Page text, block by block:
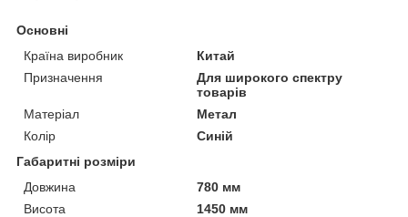
Основні
Країна виробник
Китай
Призначення
Для широкого спектру
товарів
Матеріал
Метал
Колір
Синій
Габаритні розміри
Довжина
780 мм
Висота
1450 мм